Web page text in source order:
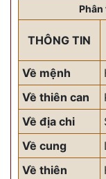
Phân
THÔNG TIN
Về mệnh
Về thiên can
Về địa chi
Về cung
Về thiên